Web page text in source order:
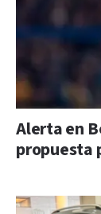
Alerta en
propuesta